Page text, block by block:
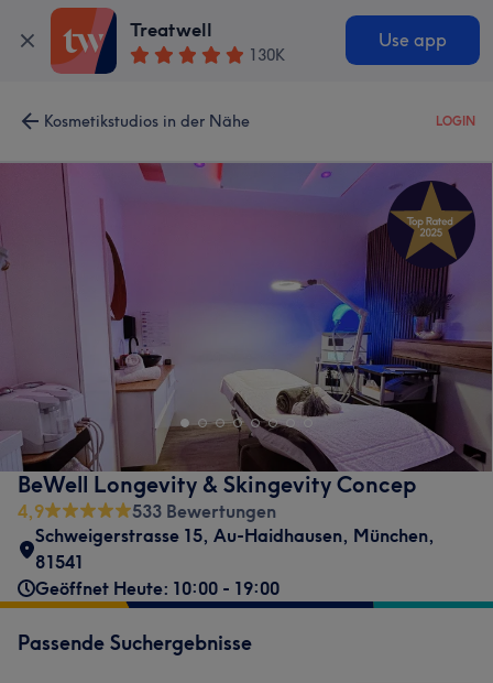
Treatwell
130K
Use app
Kosmetikstudios in der Nähe LOGIN
BeWell Longevity & Skingevity Concep
4,9
533 Bewertungen
Schweigerstrasse 15, Au-Haidhausen, München,
81541
Geöffnet Heute: 10:00 - 19:00
Passende Suchergebnisse